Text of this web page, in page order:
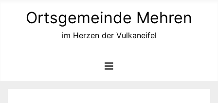
Ortsgemeinde Mehren
im Herzen der Vulkaneifel